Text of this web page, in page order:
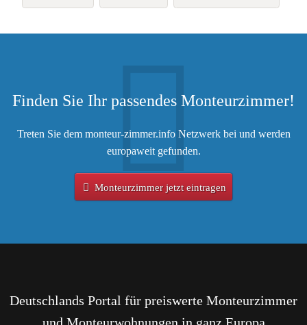
Finden Sie Ihr passendes Monteurzimmer!
Treten Sie dem monteur-zimmer.info Netzwerk bei und werden
europaweit gefunden.
Monteurzimmer jetzt eintragen
Deutschlands Portal für preiswerte Monteurzimmer